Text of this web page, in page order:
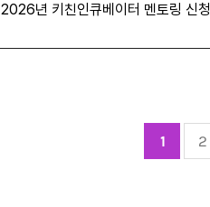
2026년 키친인큐베이터 멘토링 신
1 2